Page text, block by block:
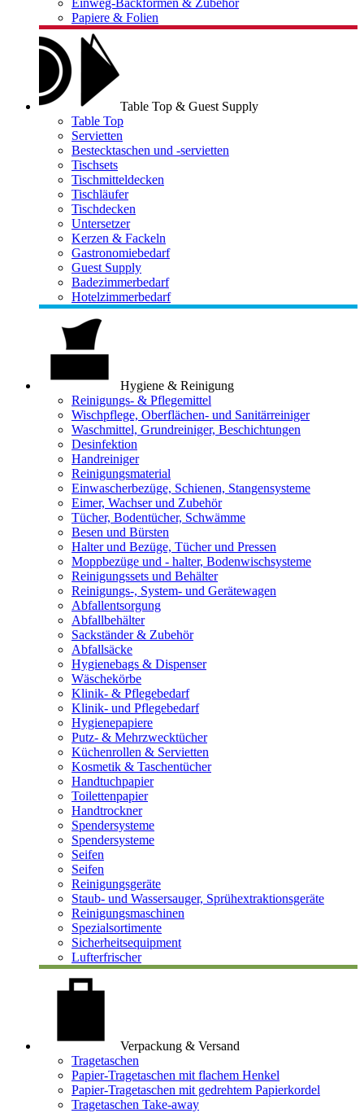
Einweg-Backformen & Zubehör
Papiere & Folien
Table Top & Guest Supply
Table Top
Servietten
Bestecktaschen und -servietten
Tischsets
Tischmitteldecken
Tischläufer
Tischdecken
Untersetzer
Kerzen & Fackeln
Gastronomiebedarf
Guest Supply
Badezimmerbedarf
Hotelzimmerbedarf
Hygiene & Reinigung
Reinigungs- & Pflegemittel
Wischpflege, Oberflächen- und Sanitärreiniger
Waschmittel, Grundreiniger, Beschichtungen
Desinfektion
Handreiniger
Reinigungsmaterial
Einwascherbezüge, Schienen, Stangensysteme
Eimer, Wachser und Zubehör
Tücher, Bodentücher, Schwämme
Besen und Bürsten
Halter und Bezüge, Tücher und Pressen
Moppbezüge und - halter, Bodenwischsysteme
Reinigungssets und Behälter
Reinigungs-, System- und Gerätewagen
Abfallentsorgung
Abfallbehälter
Sackständer & Zubehör
Abfallsäcke
Hygienebags & Dispenser
Wäschekörbe
Klinik- & Pflegebedarf
Klinik- und Pflegebedarf
Hygienepapiere
Putz- & Mehrzwecktücher
Küchenrollen & Servietten
Kosmetik & Taschentücher
Handtuchpapier
Toilettenpapier
Handtrockner
Spendersysteme
Spendersysteme
Seifen
Seifen
Reinigungsgeräte
Staub- und Wassersauger, Sprühextraktionsgeräte
Reinigungsmaschinen
Spezialsortimente
Sicherheitsequipment
Lufterfrischer
Verpackung & Versand
Tragetaschen
Papier-Tragetaschen mit flachem Henkel
Papier-Tragetaschen mit gedrehtem Papierkordel
Tragetaschen Take-away